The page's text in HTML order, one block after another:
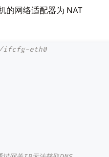
的网络适配器为 NAT
ifcfg-eth0